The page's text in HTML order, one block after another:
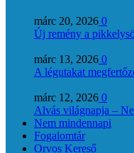
márc 20, 2026 0
Új remény a
márc 13, 2026 0
A légutakat
márc 12, 2026 0
Alvás világnapja –
Nem mindennapi
Fogalomtár
Orvos Kereső